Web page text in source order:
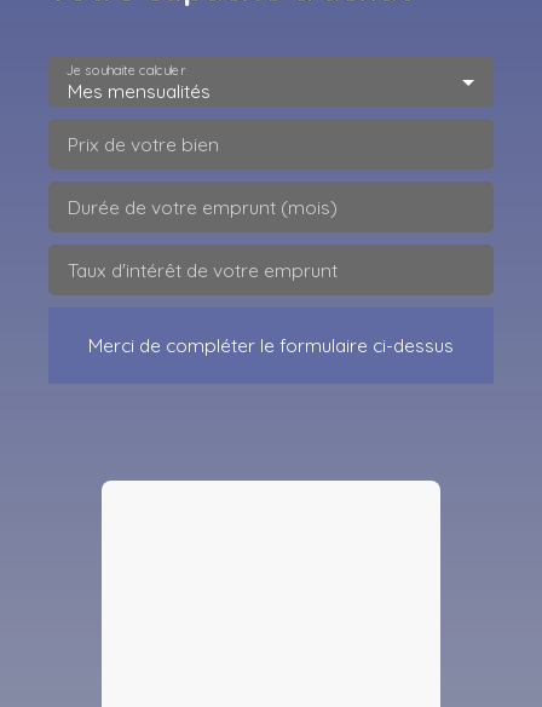
Mes mensualités
Je souhaite calculer
Prix de votre bien
Durée de votre emprunt (mois)
Taux d'intérêt de votre emprunt
Merci de compléter le formulaire ci-dessus